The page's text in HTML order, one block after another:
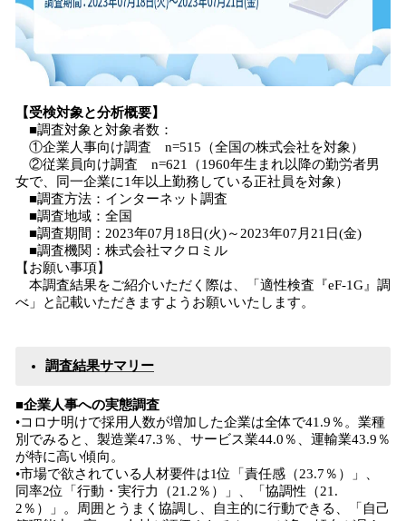
【受検対象と分析概要】
■調査対象と対象者数：
①企業人事向け調査 n=515（全国の株式会社を対象）
②従業員向け調査 n=621（1960年生まれ以降の勤労者男
女で、同一企業に1年以上勤務している正社員を対象）
■調査方法：インターネット調査
■調査地域：全国
■調査期間：2023年07月18日(火)～2023年07月21日(金)
■調査機関：株式会社マクロミル
【お願い事項】
本調査結果をご紹介いただく際は、「適性検査『eF-1G』調
べ」と記載いただきますようお願いいたします。
調査結果サマリー
■企業人事への実態調査
•コロナ明けで採用人数が増加した企業は全体で41.9％。業種
別でみると、製造業47.3％、サービス業44.0％、運輸業43.9％
が特に高い傾向。
•市場で欲されている人材要件は1位「責任感（23.7％）」、
同率2位「行動・実行力（21.2％）」、「協調性（21.
2％）」。周囲とうまく協調し、自主的に行動できる、「自己